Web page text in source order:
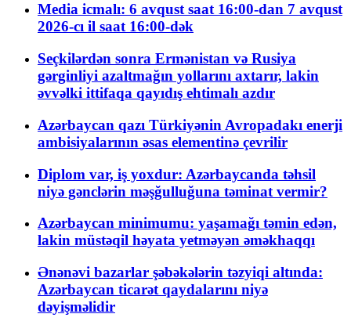
Media icmalı: 6 avqust saat 16:00-dan 7 avqust
2026-cı il saat 16:00-dək
Seçkilərdən sonra Ermənistan və Rusiya
gərginliyi azaltmağın yollarını axtarır, lakin
əvvəlki ittifaqa qayıdış ehtimalı azdır
Azərbaycan qazı Türkiyənin Avropadakı enerji
ambisiyalarının əsas elementinə çevrilir
Diplom var, iş yoxdur: Azərbaycanda təhsil
niyə gənclərin məşğulluğuna təminat vermir?
Azərbaycan minimumu: yaşamağı təmin edən,
lakin müstəqil həyata yetməyən əməkhaqqı
Ənənəvi bazarlar şəbəkələrin təzyiqi altında:
Azərbaycan ticarət qaydalarını niyə
dəyişməlidir